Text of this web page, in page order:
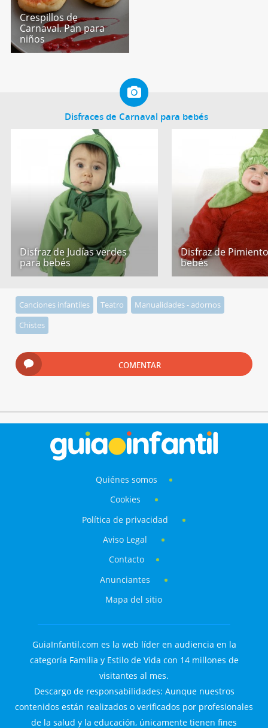
Crespillos de
Carnaval. Pan para
niños
Disfraces de Carnaval para bebés
Disfraz de Judías verdes
para bebés
Disfraz de
bebés
Canciones infantiles Teatro
Manualidades - adornos
Chistes
COMENTAR
Quiénes somos
Cookies
Política de privacidad
Aviso Legal
Contacto
Anunciantes
Mapa del sitio
GuiaInfantil.com es la web líder en audiencia en la
categoría Familia y Estilo de Vida con 14 millones de
visitantes al mes.
Descargo de responsabilidades: Aunque nuestros
contenidos están realizados o verificados por profesionales
de la salud y la educación, únicamente tienen fines